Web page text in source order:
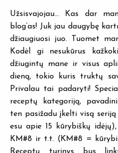
Užsisvajojau… Kas dar
blog’as! Juk jau daugybę
džiaugiuosi juo. Tuomet
Kodėl gi nesukūrus
džiugintų mane ir visus
dieną, tokio kuris truktų
Privalau tai padaryti!
receptų kategoriją,
ten pasižadu įkelti visą
esu apie 15 kūrybiškų
KM#8 ir t.t. (KM#8 =